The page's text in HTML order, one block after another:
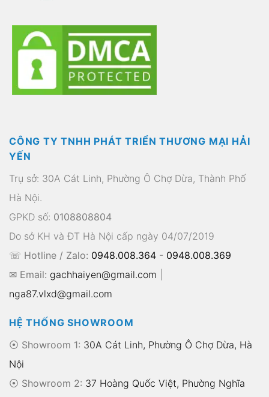
CÔNG TY TNHH PHÁT TRIỂN THƯƠNG MẠI HẢI
YẾN
Trụ sở: 30A Cát Linh, Phường Ô Chợ Dừa, Thành Phố
Hà Nội.
GPKD số: 0108808804
Do sở KH và ĐT Hà Nội cấp ngày 04/07/2019
☏ Hotline / Zalo: 0948.008.364 - 0948.008.369
✉ Email: gachhaiyen@gmail.com
nga87.vlxd@gmail.com
HỆ THỐNG SHOWROOM
⦿ Showroom 1: 30A Cát Linh, Phường Ô Chợ Dừa, Hà
Nội
⦿ Showroom 2: 37 Hoàng Quốc Việt, Phường Nghĩa